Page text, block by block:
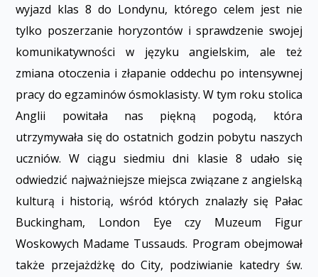
wyjazd klas 8 do Londynu, którego celem jest nie
tylko poszerzanie horyzontów i sprawdzenie swojej
komunikatywności w języku angielskim, ale też
zmiana otoczenia i złapanie oddechu po intensywnej
pracy do egzaminów ósmoklasisty. W tym roku stolica
Anglii powitała nas piękną pogodą, która
utrzymywała się do ostatnich godzin pobytu naszych
uczniów. W ciągu siedmiu dni klasie 8 udało się
odwiedzić najważniejsze miejsca związane z angielską
kulturą i historią, wśród których znalazły się Pałac
Buckingham, London Eye czy Muzeum Figur
Woskowych Madame Tussauds. Program obejmował
także przejażdżkę do City, podziwianie katedry św.